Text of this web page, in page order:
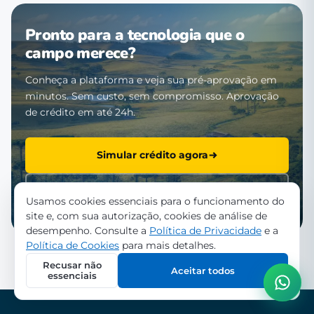
Pronto para a tecnologia que o
campo merece?
Conheça a plataforma e veja sua pré-aprovação em
minutos. Sem custo, sem compromisso. Aprovação
de crédito em até 24h.
Simular crédito agora
Usamos cookies essenciais para o funcionamento do
site e, com sua autorização, cookies de análise de
desempenho. Consulte a Política de Privacidade e a
Política de Cookies para mais detalhes.
Recusar não
essenciais
Aceitar todos